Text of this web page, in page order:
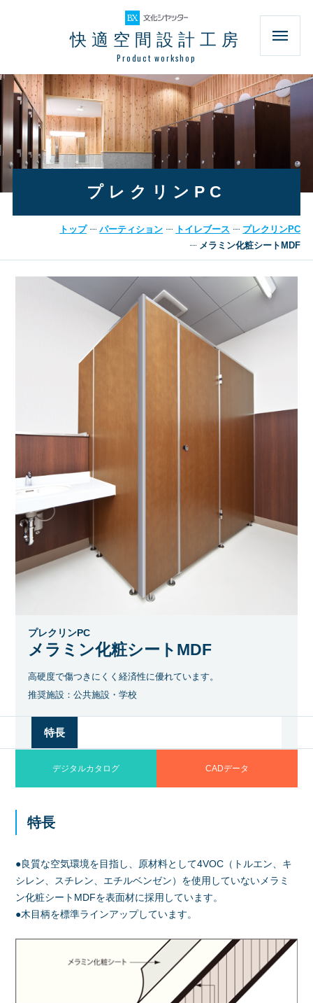
快適空間設計工房
Product workshop
プレクリンPC
トップ パーティション トイレブース
プレクリンPC
メラミン化粧シートMDF
プレクリンPC
メラミン化粧シートMDF
高硬度で傷つきにくく経済性に優れています。
推奨施設：公共施設・学校
特長
デジタルカタログ CADデータ
特長
●良質な空気環境を目指し、原材料として4VOC（トルエン、キ
シレン、スチレン、エチルベンゼン）を使用していないメラミ
ン化粧シートMDFを表面材に採用しています。
●木目柄を標準ラインアップしています。